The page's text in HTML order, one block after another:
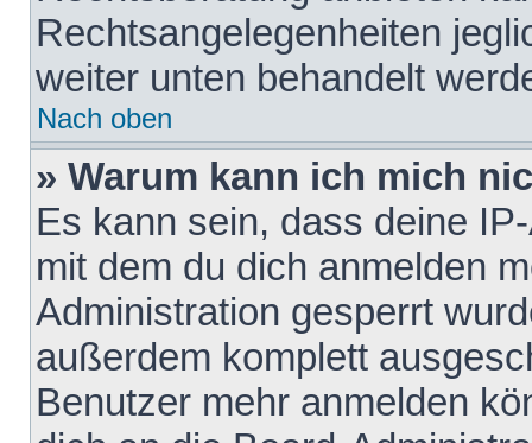
Rechtsangelegenheiten
weiter unten behandelt
Nach oben
» Warum kann ich mich
Es kann sein, dass deine
mit dem du dich anmelden
Administration gesperrt
außerdem komplett
Benutzer mehr anmelden